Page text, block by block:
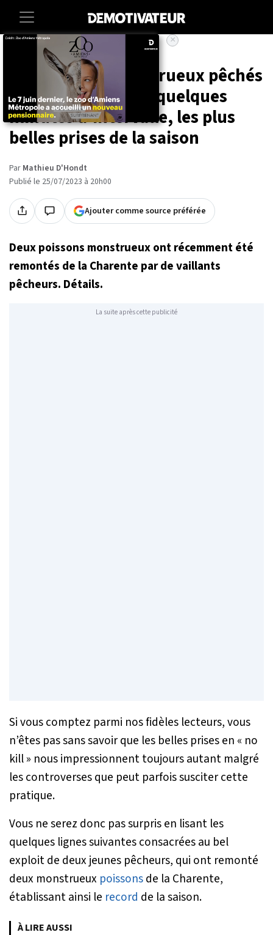
Societe Animaux
Deux silures monstrueux pêchés
dans la Charente à quelques
minutes d'intervalle, les plus
belles prises de la saison
Par Mathieu D'Hondt
Publié le 25/07/2023 à 20h00
Ajouter comme source préférée
Deux poissons monstrueux ont récemment été
remontés de la Charente par de vaillants
pêcheurs. Détails.
La suite après cette publicité
Si vous comptez parmi nos fidèles lecteurs, vous
n’êtes pas sans savoir que les belles prises en « no
kill » nous impressionnent toujours autant malgré
les controverses que peut parfois susciter cette
pratique.
Vous ne serez donc pas surpris en lisant les
quelques lignes suivantes consacrées au bel
exploit de deux jeunes pêcheurs, qui ont remonté
deux monstrueux poissonsde la Charente,
établissant ainsi le record de la saison.
À LIRE AUSSI
×